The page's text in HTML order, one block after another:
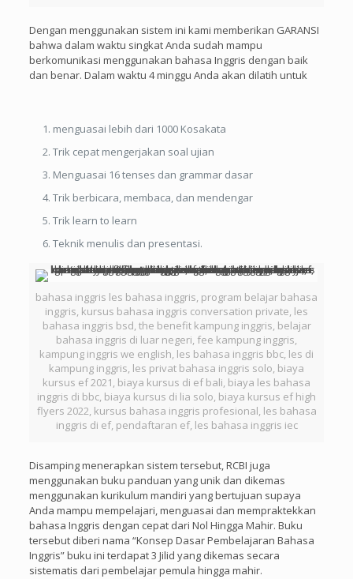
Dengan menggunakan sistem ini kami memberikan GARANSI
bahwa dalam waktu singkat Anda sudah mampu
berkomunikasi menggunakan bahasa Inggris dengan baik
dan benar. Dalam waktu 4 minggu Anda akan dilatih untuk
menguasai lebih dari 1000 Kosakata
Trik cepat mengerjakan soal ujian
Menguasai 16 tenses dan grammar dasar
Trik berbicara, membaca, dan mendengar
Trik learn to learn
Teknik menulis dan presentasi.
bahasa inggris les bahasa inggris, program belajar bahasa
inggris, kursus bahasa inggris conversation private, les
bahasa inggris bsd, the benefit kampung inggris, belajar
bahasa inggris di luar negeri, fee kampung inggris,
kampung inggris we english, les bahasa inggris bbc, les di
kampung inggris, les privat bahasa inggris solo, biaya
kursus ef 2021, biaya kursus di ef bali, biaya les bahasa
inggris di bbc, biaya kursus di lia solo, biaya kursus ef high
flyers 2022, kursus bahasa inggris profesional, les bahasa
inggris di ef, pendaftaran ef, les bahasa inggris iec
Disamping menerapkan sistem tersebut, RCBI juga
menggunakan buku panduan yang unik dan dikemas
menggunakan kurikulum mandiri yang bertujuan supaya
Anda mampu mempelajari, menguasai dan mempraktekkan
bahasa Inggris dengan cepat dari Nol Hingga Mahir. Buku
tersebut diberi nama “Konsep Dasar Pembelajaran Bahasa
Inggris” buku ini terdapat 3 Jilid yang dikemas secara
sistematis dari pembelajar pemula hingga mahir.